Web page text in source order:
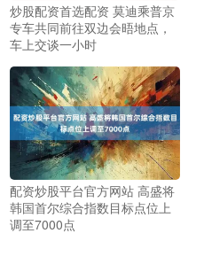
炒股配资首选配资 莫迪乘普京
专车共同前往双边会晤地点，
车上交谈一小时
配资炒股平台官方网站 高盛将
韩国首尔综合指数目标点位上
调至7000点